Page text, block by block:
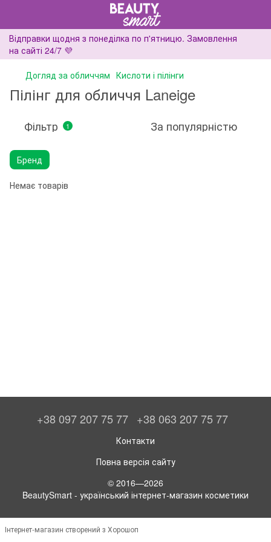
Відправки щодня з понеділка по п'ятницю. Замовлення
на сайті 24/7 💜
Догляд за обличчям Кислоти і пілінги
Пілінг для обличчя Laneige
Фільтр 1 За популярністю
Бренд
Немає товарів
+38 097 207 75 77 +38 063 207 75 77
Контакти
Повна версія сайту
© 2016—2026
BeautySmart - український інтернет-магазин косметики
Інтернет-магазин створений з Хорошоп